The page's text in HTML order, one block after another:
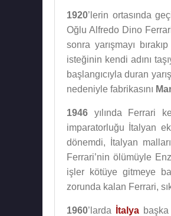
1920’lerin ortasında
Oğlu Alfredo Dino
sonra yarışmayı
isteğinin kendi adını
başlangıcıyla duran
nedeniyle fabrikasını
1946 yılında Ferrari
imparatorluğu İtalyan
dönemdi, İtalyan
Ferrari’nin ölümüyle
işler kötüye gitmeye
zorunda kalan Ferrari,
1960’larda İtalyabaşka